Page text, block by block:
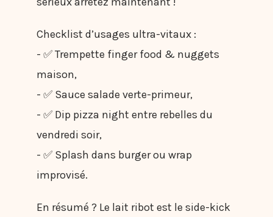
Checklist d’usages ultra-vitaux :
- ✅ Trempette finger food & nuggets
maison,
- ✅ Sauce salade verte-primeur,
- ✅ Dip pizza night entre rebelles du
vendredi soir,
- ✅ Splash dans burger ou wrap
improvisé.
En résumé ? Le lait ribot est le side-kick